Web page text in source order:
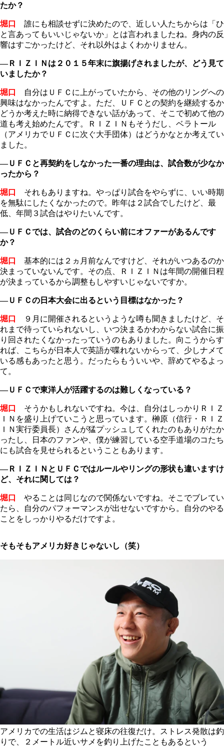
たか？
堀口
誰にも相談せずに決めたので、近しい人たちからは「ひ
と言あってもいいじゃないか」とは言われましたね。身内の反
響はすごかったけど、それ以外はよくわかりません。
―ＲＩＺＩＮは２０１５年末に旗揚げされましたが、どう見て
いましたか？
堀口
自分はＵＦＣに上がっていたから、その他のリングへの
興味はなかったんですよ。ただ、ＵＦＣとの契約を継続するか
どうか考えた時に納得できない話があって、そこで初めて他の
道も考え始めたんです。ＲＩＺＩＮもそうだし、ベラトール
（アメリカでＵＦＣに次ぐ大手団体）はどうかなとか考えてい
ました。
―ＵＦＣと再契約をしなかった一番の理由は、試合数が少なか
ったから？
堀口
それもありますね。やっぱり試合をやらずに、いい時期
を無駄にしたくなかったので。昨年は２試合でしたけど、最
低、年間３試合はやりたいんです。
―ＵＦＣでは、試合のどのくらい前にオファーがあるんです
か？
堀口
基本的には２ヵ月前なんですけど、それがいつあるのか
決まっていないんです。その点、ＲＩＺＩＮは年間の開催日程
が決まっているから調整もしやすいじゃないですか。
―ＵＦＣの日本大会に出るという目標はなかった？
堀口
９月に開催されるというような噂も聞きましたけど、そ
れまで待っていられないし、いつ決まるかわからない試合に振
り回されたくなかったっていうのもありました。向こうからす
れば、こちらが日本人で英語が喋れないからって、少しナメて
いる感もあったと思う。だったらもういいや、辞めてやるよっ
て。
―ＵＦＣで東洋人が活躍するのは難しくなっている？
堀口
そうかもしれないですね。今は、自分はしっかりＲＩＺ
ＩＮを盛り上げていこうと思っています。榊原（信行・ＲＩＺ
ＩＮ実行委員長）さんが猛プッシュしてくれたのもありがたか
ったし、日本のファンや、僕が練習している空手道場のコたち
にも試合を見せられるということもあります。
―ＲＩＺＩＮとＵＦＣではルールやリングの形状も違いますけ
ど、それに関しては？
堀口
やることは同じなので関係ないですね。そこでブレてい
たら、自分のパフォーマンスが出せないですから。自分のやる
ことをしっかりやるだけですよ。
そもそもアメリカ好きじゃないし（笑）
アメリカでの生活はジムと寝床の往復だけ。ストレス発散は釣
りで、２メートル近いサメを釣り上げたこともあるという